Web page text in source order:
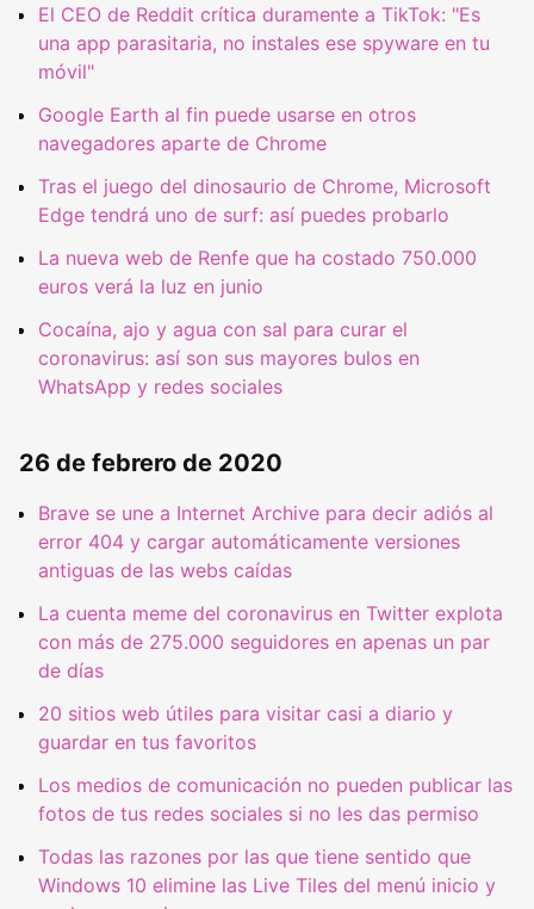
El CEO de Reddit crítica duramente a TikTok: "Es
una app parasitaria, no instales ese spyware en tu
móvil"
Google Earth al fin puede usarse en otros
navegadores aparte de Chrome
Tras el juego del dinosaurio de Chrome, Microsoft
Edge tendrá uno de surf: así puedes probarlo
La nueva web de Renfe que ha costado 750.000
euros verá la luz en junio
Cocaína, ajo y agua con sal para curar el
coronavirus: así son sus mayores bulos en
WhatsApp y redes sociales
26 de febrero de 2020
Brave se une a Internet Archive para decir adiós al
error 404 y cargar automáticamente versiones
antiguas de las webs caídas
La cuenta meme del coronavirus en Twitter explota
con más de 275.000 seguidores en apenas un par
de días
20 sitios web útiles para visitar casi a diario y
guardar en tus favoritos
Los medios de comunicación no pueden publicar las
fotos de tus redes sociales si no les das permiso
Todas las razones por las que tiene sentido que
Windows 10 elimine las Live Tiles del menú inicio y